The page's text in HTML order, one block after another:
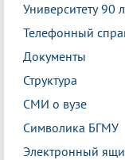
Университету 90
Телефонный
Документы
Структура
СМИ о вузе
Символика БГМУ
Электронный